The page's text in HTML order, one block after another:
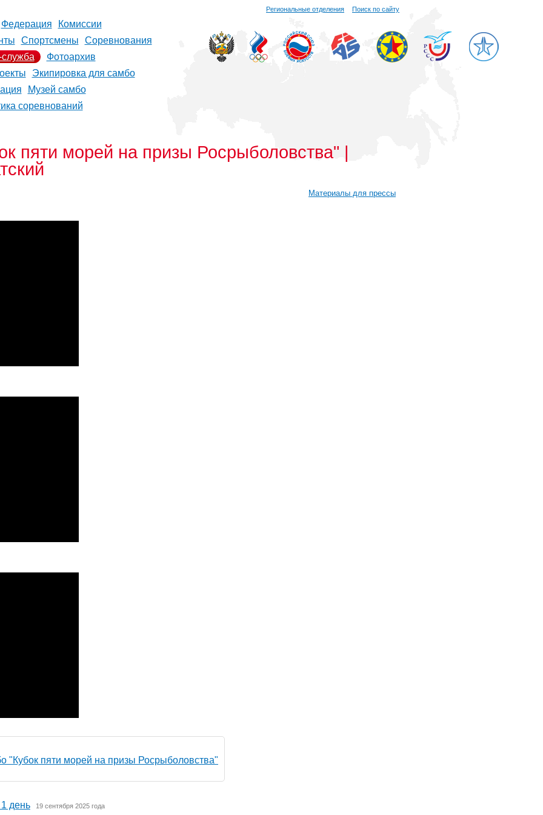
Региональные отделения Поиск по сайту
Федерация
Комиссии
Спортсмены
Соревнования
Фотоархив
Экипировка для самбо
Музей самбо
соревнований
морей на призы Росрыболовства" |
"Кубок пяти морей на призы Росрыболовства"
день 19 сентября 2025 года
Материалы для прессы